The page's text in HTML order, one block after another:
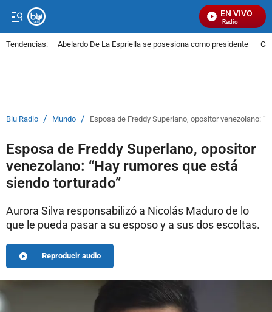
EN VIVO
Señal Visual Radio
Tendencias: Abelardo De La Espriella se posesiona como presidente
Blu Radio / Mundo / Esposa de Freddy Superlano, opositor venezolano:
Esposa de Freddy Superlano, opositor
venezolano: “Hay rumores que está
siendo torturado”
Aurora Silva responsabilizó a Nicolás Maduro de lo
que le pueda pasar a su esposo y a sus dos escoltas.
Reproducir audio